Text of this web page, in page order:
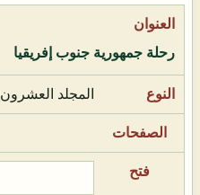
رحلة جمهورية جنوب إفريقيا
المجلد العشرون